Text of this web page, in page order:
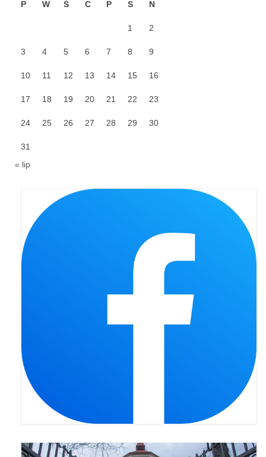
Bierzmowanie 24.10.2022r.
Odpust 2022
Złoty Jubileusz
Pierwsza Komunia Św. – Gr 1
Pierwsza Komunia Św. – Gr 2
Odpust 2021
Pierwsza Komunia Święta
Pierwsza Komunia Święta – Grupa 1
Pierwsza Komunia Święta – Grupa 2
Pierwsza Komunia Święta – Grupa 3
Wizytacja Kanoniczna 21.06.2020
P W Ś C P S N
1 2
3 4 5 6 7 8 9
10 11 12 13 14 15 16
17 18 19 20 21 22 23
24 25 26 27 28 29 30
31
« lip